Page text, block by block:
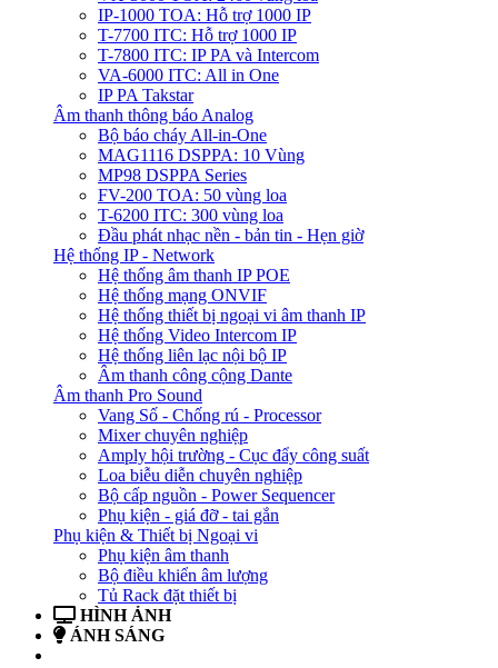
IP-1000 TOA: Hỗ trợ 1000 IP
T-7700 ITC: Hỗ trợ 1000 IP
T-7800 ITC: IP PA và Intercom
VA-6000 ITC: All in One
IP PA Takstar
Âm thanh thông báo Analog
Bộ báo cháy All-in-One
MAG1116 DSPPA: 10 Vùng
MP98 DSPPA Series
FV-200 TOA: 50 vùng loa
T-6200 ITC: 300 vùng loa
Đầu phát nhạc nền - bản tin - Hẹn giờ
Hệ thống IP - Network
Hệ thống âm thanh IP POE
Hệ thống mạng ONVIF
Hệ thống thiết bị ngoại vi âm thanh IP
Hệ thống Video Intercom IP
Hệ thống liên lạc nội bộ IP
Âm thanh công cộng Dante
Âm thanh Pro Sound
Vang Số - Chống rú - Processor
Mixer chuyên nghiệp
Amply hội trường - Cục đẩy công suất
Loa biễu diễn chuyên nghiệp
Bộ cấp nguồn - Power Sequencer
Phụ kiện - giá đỡ - tai gắn
Phụ kiện & Thiết bị Ngoại vi
Phụ kiện âm thanh
Bộ điều khiển âm lượng
Tủ Rack đặt thiết bị
HÌNH ẢNH
ÁNH SÁNG